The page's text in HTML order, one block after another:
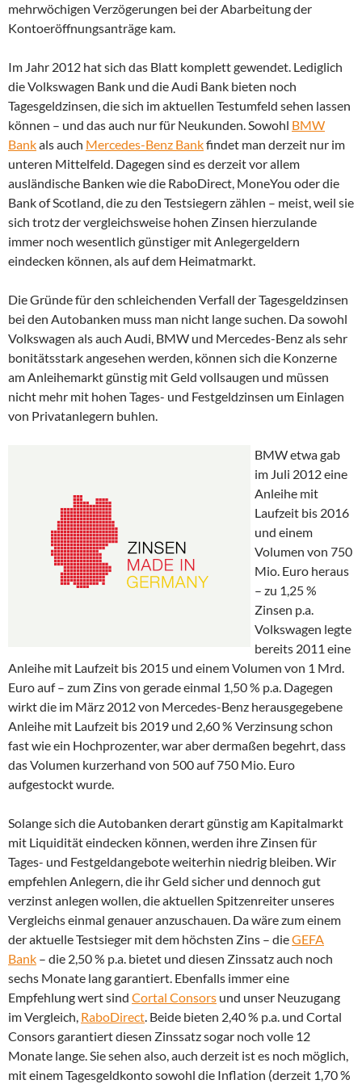
mehrwöchigen Verzögerungen bei der Abarbeitung der
Kontoeröffnungsanträge kam.
Im Jahr 2012 hat sich das Blatt komplett gewendet. Lediglich
die Volkswagen Bank und die Audi Bank bieten noch
Tagesgeldzinsen, die sich im aktuellen Testumfeld sehen lassen
können – und das auch nur für Neukunden. Sowohl BMW
Bankals auch Mercedes-Benz Bankfindet man derzeit nur im
unteren Mittelfeld. Dagegen sind es derzeit vor allem
ausländische Banken wie die RaboDirect, MoneYou oder die
Bank of Scotland, die zu den Testsiegern zählen – meist, weil sie
sich trotz der vergleichsweise hohen Zinsen hierzulande
immer noch wesentlich günstiger mit Anlegergeldern
eindecken können, als auf dem Heimatmarkt.
Die Gründe für den schleichenden Verfall der Tagesgeldzinsen
bei den Autobanken muss man nicht lange suchen. Da sowohl
Volkswagen als auch Audi, BMW und Mercedes-Benz als sehr
bonitätsstark angesehen werden, können sich die Konzerne
am Anleihemarkt günstig mit Geld vollsaugen und müssen
nicht mehr mit hohen Tages- und Festgeldzinsen um Einlagen
von Privatanlegern buhlen.
BMW etwa gab
im Juli 2012 eine
Anleihe mit
Laufzeit bis 2016
und einem
Volumen von 750
Mio. Euro heraus
– zu 1,25 %
Zinsen p.a.
Volkswagen legte
bereits 2011 eine
Anleihe mit Laufzeit bis 2015 und einem Volumen von 1 Mrd.
Euro auf – zum Zins von gerade einmal 1,50 % p.a. Dagegen
wirkt die im März 2012 von Mercedes-Benz herausgegebene
Anleihe mit Laufzeit bis 2019 und 2,60 % Verzinsung schon
fast wie ein Hochprozenter, war aber dermaßen begehrt, dass
das Volumen kurzerhand von 500 auf 750 Mio. Euro
aufgestockt wurde.
Solange sich die Autobanken derart günstig am Kapitalmarkt
mit Liquidität eindecken können, werden ihre Zinsen für
Tages- und Festgeldangebote weiterhin niedrig bleiben. Wir
empfehlen Anlegern, die ihr Geld sicher und dennoch gut
verzinst anlegen wollen, die aktuellen Spitzenreiter unseres
Vergleichs einmal genauer anzuschauen. Da wäre zum einem
der aktuelle Testsieger mit dem höchsten Zins – dieGEFA
Bank – die 2,50 % p.a. bietet und diesen Zinssatz auch noch
sechs Monate lang garantiert. Ebenfalls immer eine
Empfehlung wert sind Cortal Consors und unser Neuzugang
im Vergleich, RaboDirect. Beide bieten 2,40 % p.a. und Cortal
Consors garantiert diesen Zinssatz sogar noch volle 12
Monate lange. Sie sehen also, auch derzeit ist es noch möglich,
mit einem Tagesgeldkonto sowohl die Inflation (derzeit 1,70 %